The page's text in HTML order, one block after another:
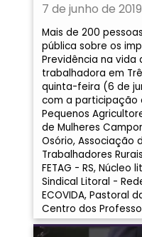
7 de junho de 2019
Mais de 200
pública sobre os
Previdência na vida
trabalhadora em
quinta-feira (6 de
com a participação
Pequenos
de Mulheres
Osório, Associação
Trabalhadores
FETAG - RS, Núcleo
Sindical Litoral -
ECOVIDA, Pastoral
Centro dos